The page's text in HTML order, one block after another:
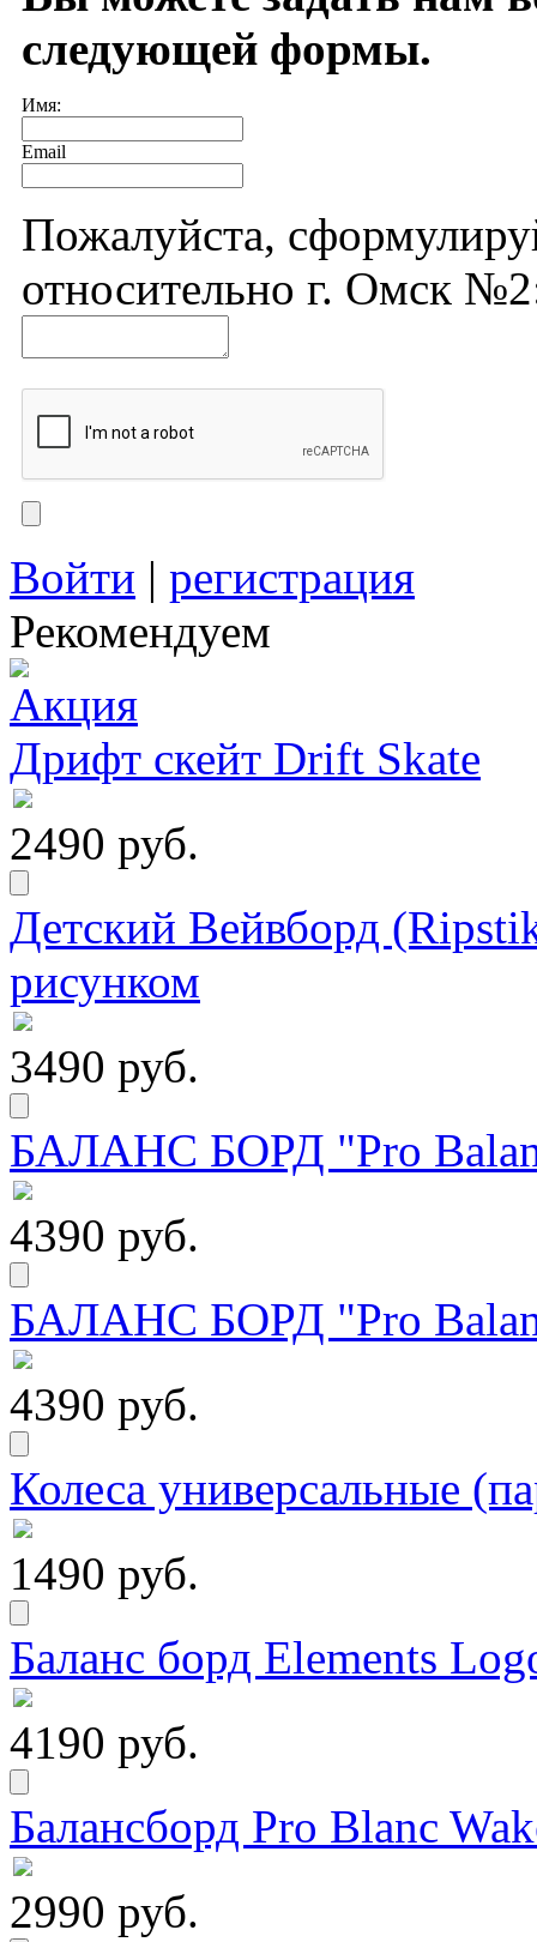
следующей формы.
Имя:
Email
Пожалуйста,
относительно г. Омск
Войти | регистрация
Рекомендуем
Дрифт скейт Drift Skate
2490 руб.
Детский Вейвборд
рисунком
3490 руб.
БАЛАНС БОРД "Pro
4390 руб.
БАЛАНС БОРД "Pro
4390 руб.
Колеса универсальные
1490 руб.
Баланс борд Elements
4190 руб.
Балансборд Pro Blanc
2990 руб.